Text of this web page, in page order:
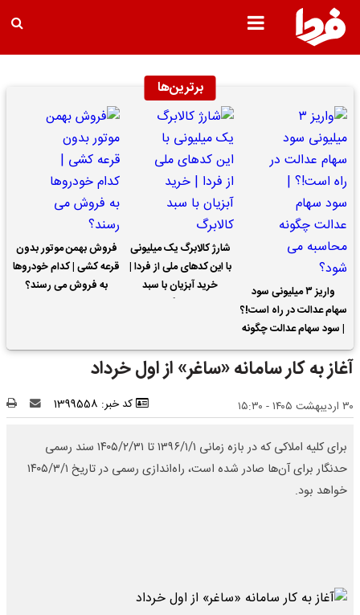
برترین‌ها
واریز ۳ میلیونی سود
سهام عدالت در راه است!؟
| سود سهام عدالت چگونه
محاسبه می شود؟
شارژ کالابرگ یک میلیونی
با این کدهای ملی از فردا |
خرید آبزیان با سبد
فروش بهمن موتور بدون
قرعه کشی | کدام خودروها
به فروش می رسند؟
آغاز به کار سامانه «ساغر» از اول خرداد
۳۰ اردیبهشت ۱۴۰۵ - ۱۵:۳۰ کد خبر: 1399558
برای کلیه املاکی که در بازه زمانی ۱۳۹۶/۱/۱ تا ۱۴۰۵/۲/۳۱ سند رسمی
حدنگار برای آن‌ها صادر شده است، راه‌اندازی رسمی در تاریخ ۱۴۰۵/۳/۱
خواهد بود.